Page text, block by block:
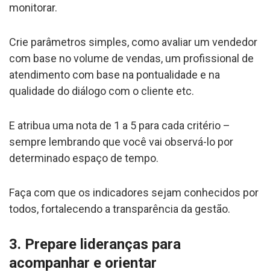
monitorar.
Crie parâmetros simples, como avaliar um vendedor
com base no volume de vendas, um profissional de
atendimento com base na pontualidade e na
qualidade do diálogo com o cliente etc.
E atribua uma nota de 1 a 5 para cada critério –
sempre lembrando que você vai observá-lo por
determinado espaço de tempo.
Faça com que os indicadores sejam conhecidos por
todos, fortalecendo a transparência da gestão.
3. Prepare lideranças para
acompanhar e orientar